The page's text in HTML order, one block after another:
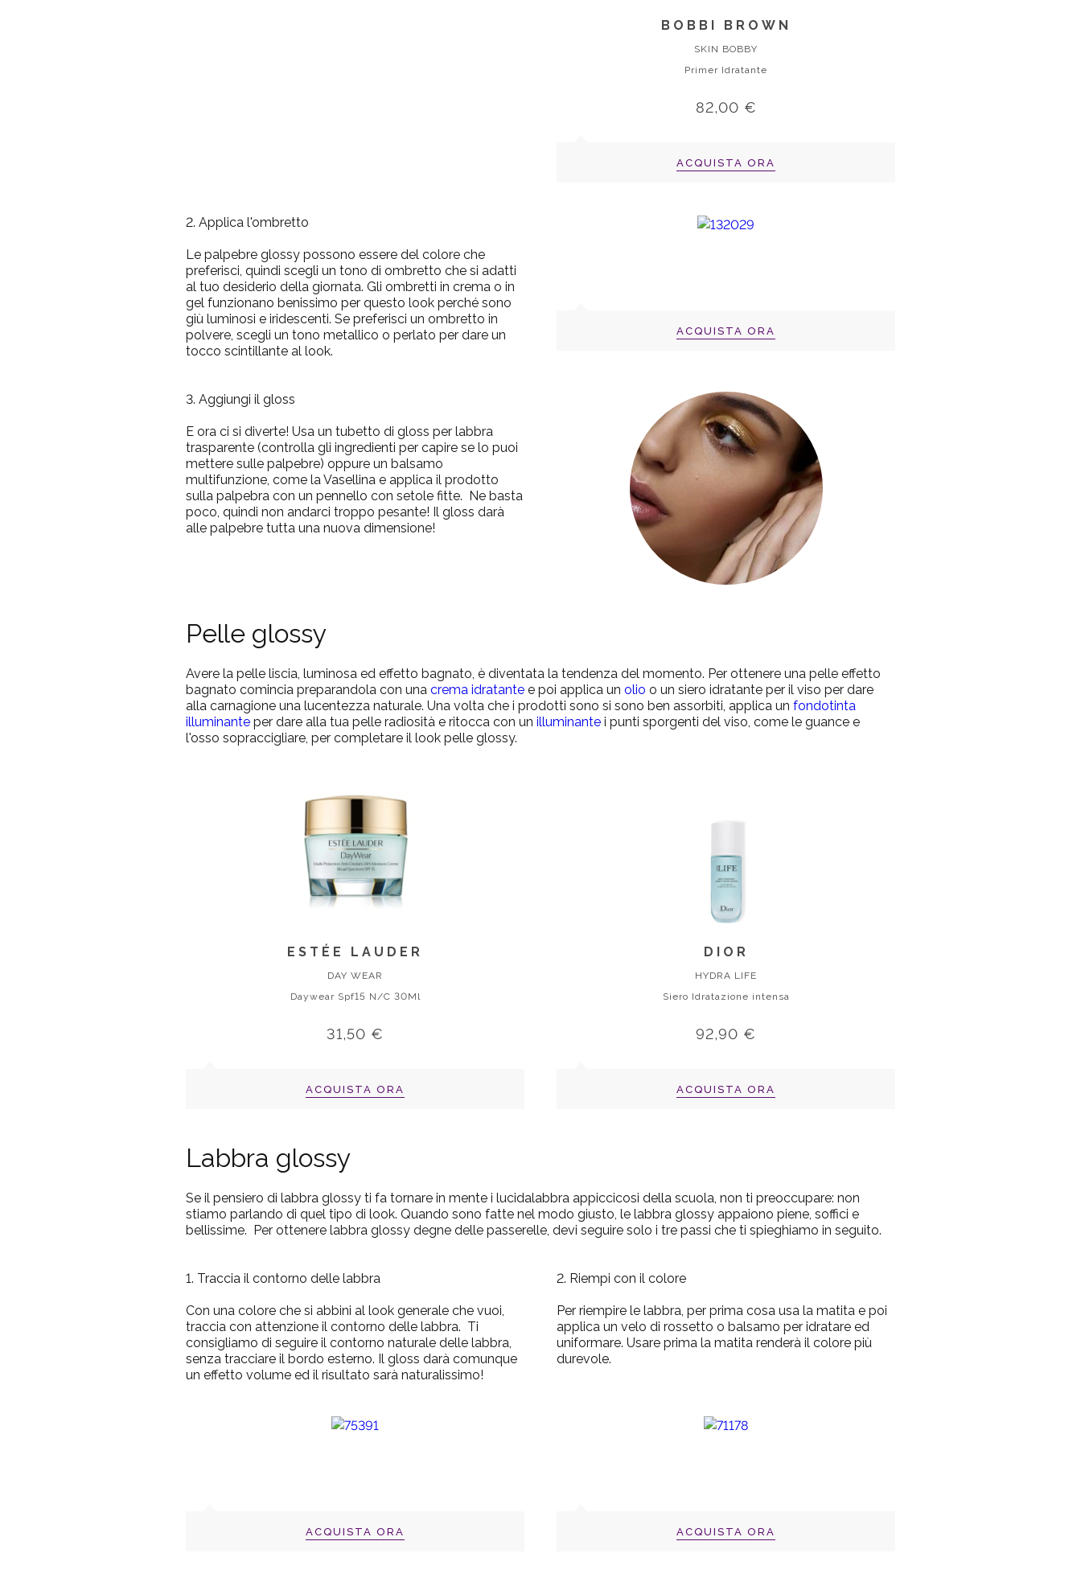
BOBBI BROWN
SKIN BOBBY
Primer Idratante
82,00 €
ACQUISTA ORA
2. Applica l'ombretto
Le palpebre glossy possono essere del colore che
preferisci, quindi scegli un tono di ombretto che si adatti
al tuo desiderio della giornata. Gli ombretti in crema o in
gel funzionano benissimo per questo look perché sono
giù luminosi e iridescenti. Se preferisci un ombretto in
polvere, scegli un tono metallico o perlato per dare un
tocco scintillante al look.
ACQUISTA ORA
3. Aggiungi il gloss
E ora ci si diverte! Usa un tubetto di gloss per labbra
trasparente (controlla gli ingredienti per capire se lo puoi
mettere sulle palpebre) oppure un balsamo
multifunzione, come la Vasellina e applica il prodotto
sulla palpebra con un pennello con setole fitte. Ne basta
poco, quindi non andarci troppo pesante! Il gloss darà
alle palpebre tutta una nuova dimensione!
Pelle glossy
Avere la pelle liscia, luminosa ed effetto bagnato, è diventata la tendenza del momento. Per ottenere una pelle effetto
bagnato comincia preparandola con una crema idratante e poi applica un olio o un siero idratante per il viso per dare
alla carnagione una lucentezza naturale. Una volta che i prodotti sono si sono ben assorbiti, applica un fondotinta
illuminante per dare alla tua pelle radiosità e ritocca con un illuminante i punti sporgenti del viso, come le guance e
l'osso sopraccigliare, per completare il look pelle glossy.
ESTÉE LAUDER
DAY WEAR
Daywear Spf15 N/C 30Ml
31,50 €
ACQUISTA ORA
DIOR
HYDRA LIFE
Siero Idratazione intensa
92,90 €
ACQUISTA ORA
Labbra glossy
Se il pensiero di labbra glossy ti fa tornare in mente i lucidalabbra appiccicosi della scuola, non ti preoccupare: non
stiamo parlando di quel tipo di look. Quando sono fatte nel modo giusto, le labbra glossy appaiono piene, soffici e
bellissime. Per ottenere labbra glossy degne delle passerelle, devi seguire solo i tre passi che ti spieghiamo in seguito.
1. Traccia il contorno delle labbra
Con una colore che si abbini al look generale che vuoi,
traccia con attenzione il contorno delle labbra. Ti
consigliamo di seguire il contorno naturale delle labbra,
senza tracciare il bordo esterno. Il gloss darà comunque
un effetto volume ed il risultato sarà naturalissimo!
2. Riempi con il colore
Per riempire le labbra, per prima cosa usa la matita e poi
applica un velo di rossetto o balsamo per idratare ed
uniformare. Usare prima la matita renderà il colore più
durevole.
ACQUISTA ORA ACQUISTA ORA